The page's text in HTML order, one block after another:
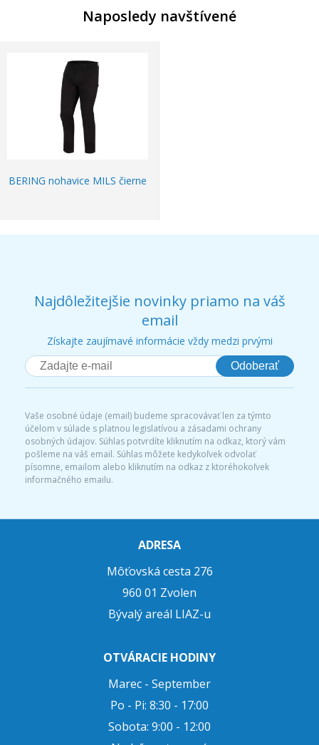
Naposledy navštívené
BERING nohavice MILS čierne
Najdôležitejšie novinky priamo na váš
email
Získajte zaujímavé informácie vždy medzi prvými
Odoberať
Vaše osobné údaje (email) budeme spracovávať len za týmto
účelom v súlade s platnou legislatívou a zásadami ochrany
osobných údajov. Súhlas potvrdíte kliknutím na odkaz, ktorý vám
pošleme na váš email. Súhlas môžete kedykoľvek odvolať
písomne, emailom alebo kliknutím na odkaz z ktoréhokoľvek
informačného emailu.
ADRESA
Môťovská cesta 276
960 01 Zvolen
Bývalý areál LIAZ-u
OTVÁRACIE HODINY
Marec - September
Po - Pi: 8:30 - 17:00
Sobota: 9:00 - 12:00